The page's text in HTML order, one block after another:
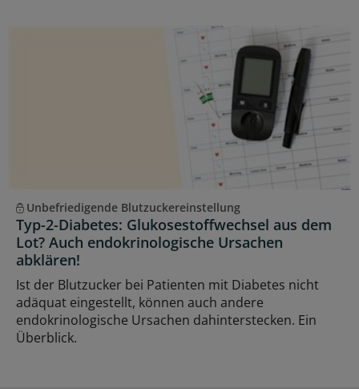
Unbefriedigende Blutzuckereinstellung
Typ-2-Diabetes: Glukosestoffwechsel aus dem
Lot? Auch endokrinologische Ursachen
abklären!
Ist der Blutzucker bei Patienten mit Diabetes nicht
adäquat eingestellt, können auch andere
endokrinologische Ursachen dahinterstecken. Ein
Überblick.